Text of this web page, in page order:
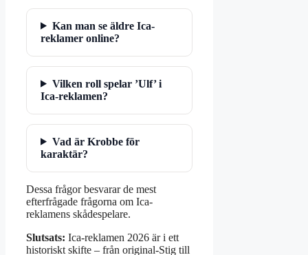
Kan man se äldre Ica-
reklamer online?
Vilken roll spelar ’Ulf’ i
Ica-reklamen?
Vad är Krobbe för
karaktär?
Dessa frågor besvarar de mest
efterfrågade frågorna om Ica-
reklamens skådespelare.
Slutsats: Ica-reklamen 2026 är i ett
historiskt skifte – från original-Stig till